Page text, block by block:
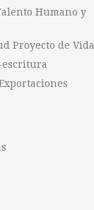
Humano y
Proyecto de Vida
escritura